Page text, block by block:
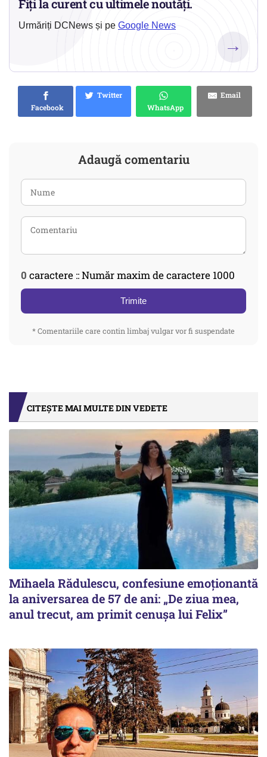
Fiți la curent cu ultimele noutăți.
Urmăriți DCNews și pe Google News
→
Facebook
Twitter
WhatsApp
Email
Adaugă comentariu
0 caractere :: Număr maxim de caractere 1000
Trimite
* Comentariile care contin limbaj vulgar vor fi suspendate
CITEȘTE MAI MULTE DIN VEDETE
Mihaela Rădulescu, confesiune emoționantă
la aniversarea de 57 de ani: „De ziua mea,
anul trecut, am primit cenușa lui Felix”